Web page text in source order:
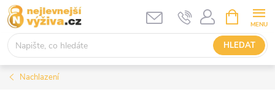
Přejít
na
obsah
HLEDAT
NÁKUPNÍ
KOŠÍK
Nachlazení